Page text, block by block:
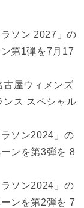
ソン 2027」の
第1弾を7月17
古屋ウィメンズ
ンス スペシャル
ソン2024」の
ンを第3弾を 8
ソン2024」の
ンを第2弾を 7